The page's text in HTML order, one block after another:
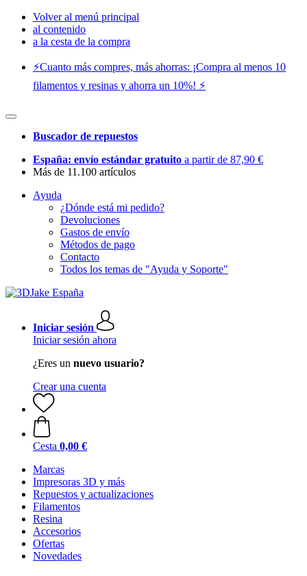
Volver al menú principal
al contenido
a la cesta de la compra
⚡️Cuanto más compres, más ahorras: ¡Compra al menos 10
filamentos y resinas y ahorra un 10%! ⚡️
Buscador de repuestos
España: envío estándar gratuito a partir de 87,90 €
Más de 11.100 artículos
Ayuda
¿Dónde está mi pedido?
Devoluciones
Gastos de envío
Métodos de pago
Contacto
Todos los temas de "Ayuda y Soporte"
Iniciar sesión
Iniciar sesión ahora
¿Eres un nuevo usuario?
Crear una cuenta
Cesta 0,00 €
Marcas
Impresoras 3D y más
Repuestos y actualizaciones
Filamentos
Resina
Accesorios
Ofertas
Novedades